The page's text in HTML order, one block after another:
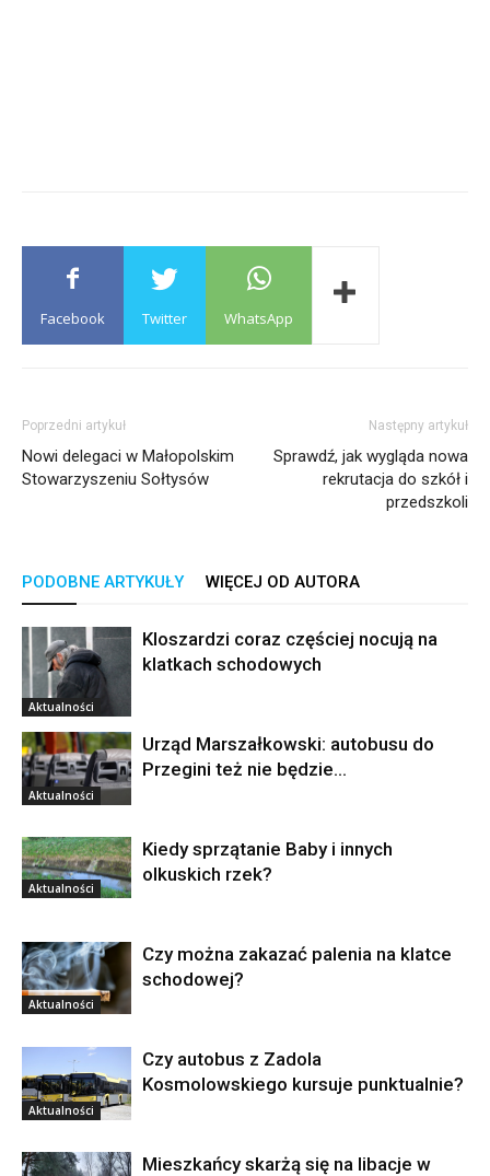
Facebook Twitter WhatsApp
Poprzedni artykuł
Nowi delegaci w Małopolskim
Stowarzyszeniu Sołtysów
Następny artykuł
Sprawdź, jak wygląda nowa
rekrutacja do szkół i
przedszkoli
PODOBNE ARTYKUŁY WIĘCEJ OD AUTORA
Aktualności
Kloszardzi coraz częściej nocują na
klatkach schodowych
Aktualności
Urząd Marszałkowski: autobusu do
Przegini też nie będzie…
Aktualności
Kiedy sprzątanie Baby i innych
olkuskich rzek?
Aktualności
Czy można zakazać palenia na klatce
schodowej?
Aktualności
Czy autobus z Zadola
Kosmolowskiego kursuje punktualnie?
Mieszkańcy skarżą się na libacje w